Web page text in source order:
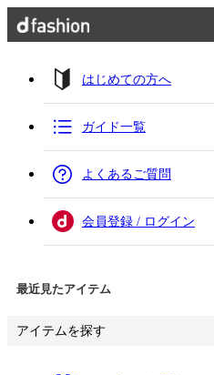
はじめての方へ
ガイド一覧
よくあるご質問
会員登録 / ログイン
最近見たアイテム
アイテムを探す